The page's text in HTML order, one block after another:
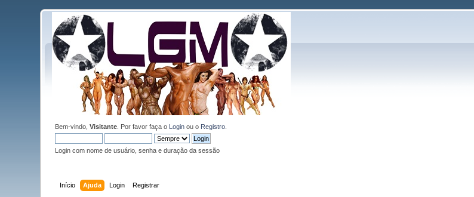
Bem-vindo,Visitante . Por favor faça o Login ou o Registro
Login com nome de usuário, senha e duração da sessão
Início Ajuda Login Registrar